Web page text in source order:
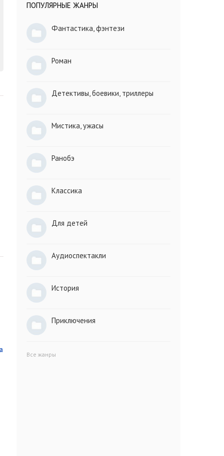
ПОПУЛЯРНЫЕ ЖАНРЫ
Фантастика, фэнтези
Роман
Детективы, боевики, триллеры
Мистика, ужасы
Ранобэ
Классика
Для детей
Аудиоспектакли
История
Приключения
Все жанры